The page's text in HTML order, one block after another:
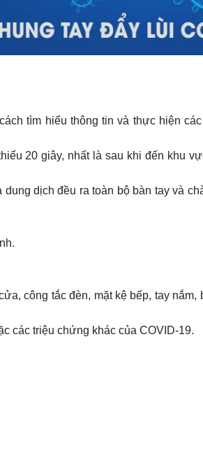
tìm hiểu thông tin và thực hiện
20 giây, nhất là sau khi đến khu
dịch đều ra toàn bộ bàn tay và
công tắc đèn, mặt kệ bếp, tay nắm,
các triệu chứng khác của COVID-19.